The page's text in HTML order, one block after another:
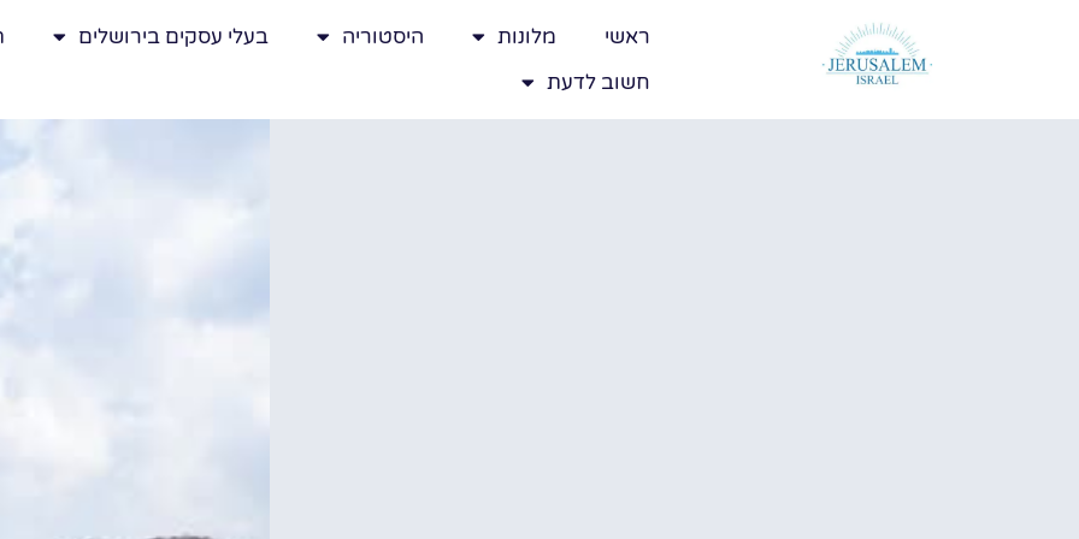
ראשי מלונות היסטוריה בעלי עסקים בירושלים
חשוב לדעת